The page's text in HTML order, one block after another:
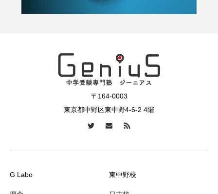
〒164-0003
東京都中野区東中野4-6-2 4階
G Labo 東中野校